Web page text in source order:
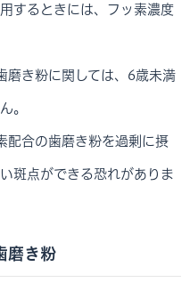
するときには、フッ素濃度
き粉に関しては、6歳未満
。
合の歯磨き粉を過剰に摂
斑点ができる恐れがありま
磨き粉